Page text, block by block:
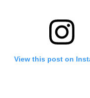
View this post on